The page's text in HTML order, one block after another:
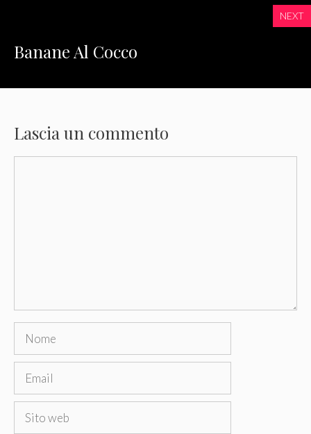
NEXT
Banane Al Cocco
Lascia un commento
Nome
Email
Sito